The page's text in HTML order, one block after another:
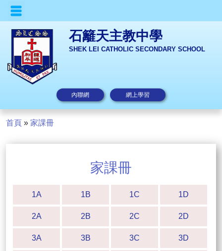
石籬天主教中學
SHEK LEI CATHOLIC SECONDARY SCHOOL
內聯網 網上學習
首頁 » 家課冊
家課冊
1A 1B 1C 1D
2A 2B 2C 2D
3A 3B 3C 3D